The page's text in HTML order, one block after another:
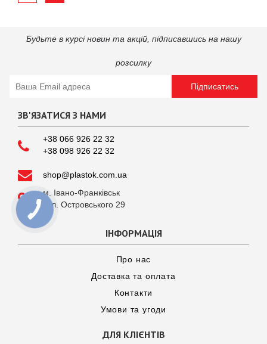
Будьте в курсі новин та акцій, підпиcавшись на нашу
розсилку
Підписатись
ЗВ'ЯЗАТИСЯ З НАМИ
+38 066 926 22 32
+38 098 926 22 32
shop@plastok.com.ua
м. Івано-Франківськ
вул. Островського 29
ІНФОРМАЦІЯ
Про нас
Доставка та оплата
Контакти
Умови та угоди
ДЛЯ КЛІЄНТІВ